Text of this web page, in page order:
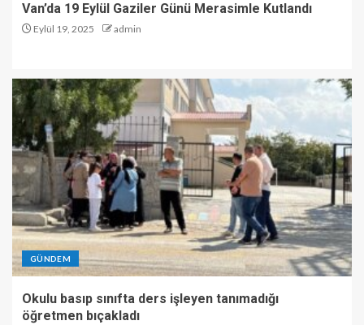
Van’da 19 Eylül Gaziler Günü Merasimle Kutlandı
Eylül 19, 2025 admin
GÜNDEM
Okulu basıp sınıfta ders işleyen tanımadığı
öğretmen bıçakladı